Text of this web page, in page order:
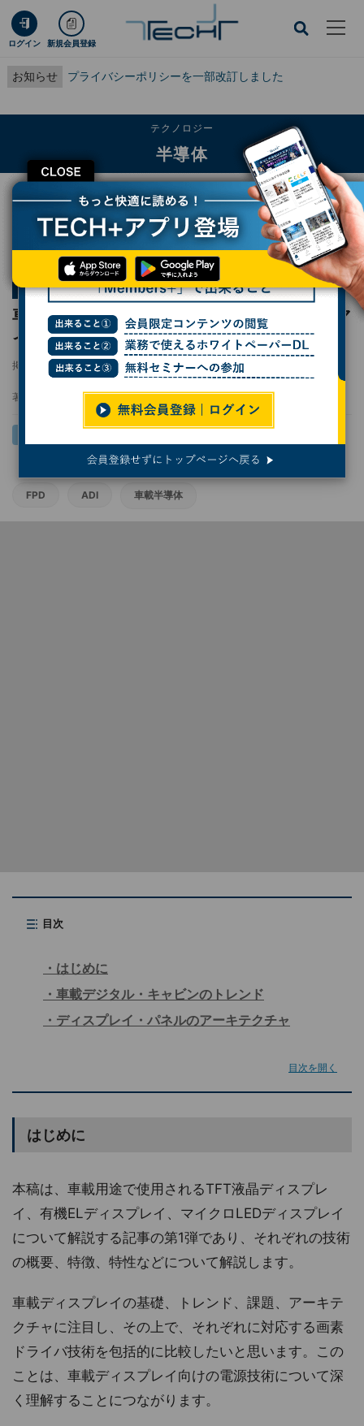
ログイン 新規会員登録
お知らせ プライバシーポリシーを一部改訂しました
CLOSE
テクノロジー
半導体
TECH+ テクノロジー
半導体
車載ディスプレイにおけるTFT液晶/有機EL/マイクロLEDの基本
第1回 車載用ディスプレイを学ぶ
車載ディスプレイにおけるTFT液晶/有機EL/マ
イクロLEDの基本
掲載日 2025/07/03 07:05
著者： Yujie Bai
FPD ADI 車載半導体
目次
はじめに
車載デジタル・キャビンのトレンド
ディスプレイ・パネルのアーキテクチャ
目次を開く
はじめに
本稿は、車載用途で使用されるTFT液晶ディスプレ
イ、有機ELディスプレイ、マイクロLEDディスプレイ
について解説する記事の第1弾であり、それぞれの技術
の概要、特徴、特性などについて解説します。
車載ディスプレイの基礎、トレンド、課題、アーキテ
クチャに注目し、その上で、それぞれに対応する画素
ドライバ技術を包括的に比較したいと思います。この
ことは、車載ディスプレイ向けの電源技術について深
く理解することにつながります。